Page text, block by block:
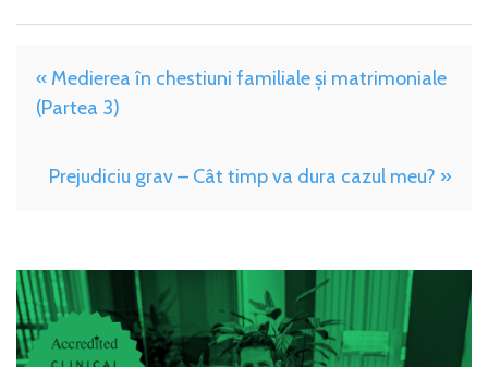
« Medierea în chestiuni familiale și matrimoniale
(Partea 3)
Prejudiciu grav – Cât timp va dura cazul meu? »